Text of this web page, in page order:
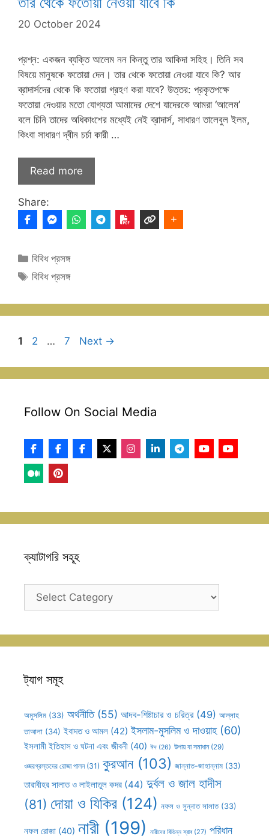
20 October 2024
প্রশ্ন: একজন ব্যক্তি আলেম নন কিন্তু তার আকিদা সহিহ। তিনি সব
বিষয়ে মানুষকে ফতোয়া দেন। তার থেকে ফতোয়া নেওয়া যাবে কি? আর
ব্রাদার্সদের থেকে কি ফতোয়া গ্রহণ করা যাবে? উত্তর: প্রকৃতপক্ষে
ফতোয়া দেওয়ার মতো যোগ্যতা আমাদের দেশে যাদেরকে আমরা ‘আলেম’
বলে চিনি তাদের অধিকাংশের মধ্যেই নেই‌ ব্রাদার্স, সাধারণ তালেবুল ইলম,
কিংবা সাধারণ দ্বীন চর্চা কারী …
Read more
Share:
Categories
বিবিধ প্রসঙ্গ
Tags
বিবিধ প্রসঙ্গ
Page
1 Page
2 … Page
7 Next →
Follow On Social Media
ক্যাটাগরি সহূহ
ক্যাটাগরি
ট্যাগ সমূহ
অমুসলিম (33) অর্থনীতি(55) আদব-শিষ্টাচার ও চরিত্র(49) আল্লাহ
তাআলা (34) ইবাদত ও আমল (42) ইসলাম-মুসলিম ও দাওয়াহ(60)
ইসলামী ইতিহাস ও ঘটনা এবং জীবনী (40) ঈদ (26) উপায় বা সমাধান(29)
ওজরগ্রস্তদের রোজা পালন(31) কুরআন(103) জান্নাত-জাহান্নাম (33)
তারাবীহর সালাত ও লাইলাতুল কদর (44) দুর্বল ও জাল হাদীস
(81) দোয়া ও যিকির (124) নফল ও সুন্নাত সালাত(33)
নফল রোজা (40) নারী(199) নারীদের বিভিন্ন স্রাব(27) পরিধান